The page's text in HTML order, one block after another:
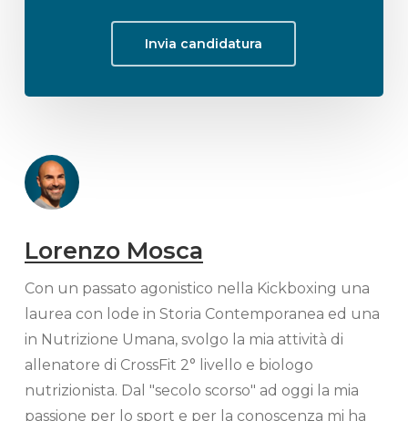
Invia candidatura
Lorenzo Mosca
Con un passato agonistico nella Kickboxing una
laurea con lode in Storia Contemporanea ed una
in Nutrizione Umana, svolgo la mia attività di
allenatore di CrossFit 2° livello e biologo
nutrizionista. Dal "secolo scorso" ad oggi la mia
passione per lo sport e per la conoscenza mi ha